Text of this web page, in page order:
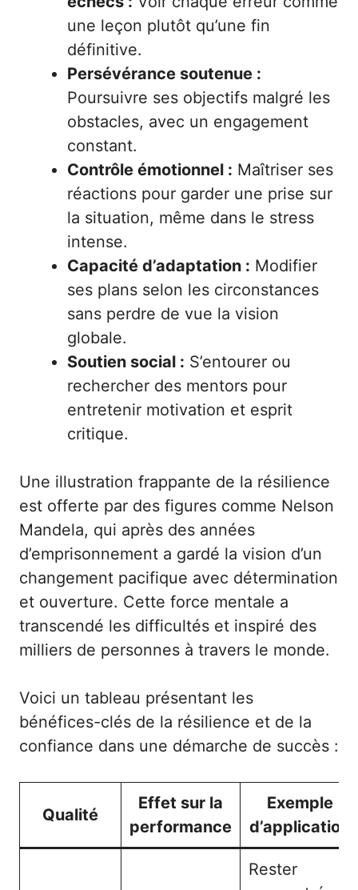
une leçon plutôt qu’une fin
définitive.
Persévérance soutenue :
Poursuivre ses objectifs malgré les
obstacles, avec un engagement
constant.
Contrôle émotionnel : Maîtriser ses
réactions pour garder une prise sur
la situation, même dans le stress
intense.
Capacité d’adaptation : Modifier
ses plans selon les circonstances
sans perdre de vue la vision
globale.
Soutien social : S’entourer ou
rechercher des mentors pour
entretenir motivation et esprit
critique.
Une illustration frappante de la résilience
est offerte par des figures comme Nelson
Mandela, qui après des années
d’emprisonnement a gardé la vision d’un
changement pacifique avec détermination
et ouverture. Cette force mentale a
transcendé les difficultés et inspiré des
milliers de personnes à travers le monde.
Voici un tableau présentant les
bénéfices-clés de la résilience et de la
confiance dans une démarche de succès :
Qualité
Effet sur la
performance
Exemple
d’application
Rester